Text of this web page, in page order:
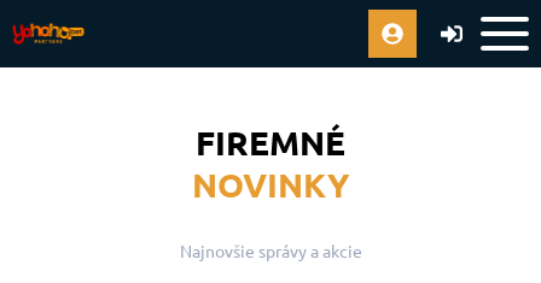
FIREMNÉ
NOVINKY
Najnovšie správy a akcie